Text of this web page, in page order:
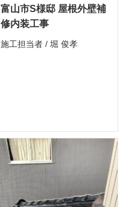
富山市S様邸 屋根外壁補
修内装工事
施工担当者 / 堀 俊孝